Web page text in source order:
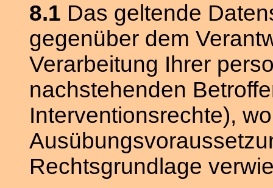
8.1 Das geltende
gegenüber dem
Verarbeitung Ihrer
nachstehenden
Interventionsrechte),
Rechtsgrundlage